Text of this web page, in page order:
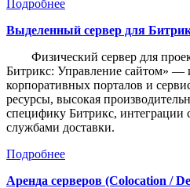
Подробнее
Выделенный сервер для
Физический сервер для
Битрикс: Управление сайтом» —
корпоративных порталов и
ресурсы, высокая
специфику Битрикс, интеграции
службами доставки.
Подробнее
Аренда серверов (Colocation /